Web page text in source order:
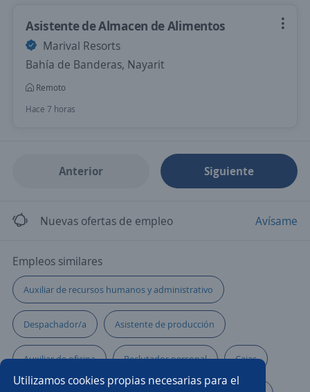
Utilizamos cookies propias necesarias para el
Asistente de Almacen de Alimentos
Marival Resorts
Bahía de Banderas, Nayarit
Remoto
Hace 7 horas
Anterior Siguiente
Nuevas ofertas de empleo Avísame
Empleos similares
Auxiliar de recursos humanos y administrativo
Despachador/a Asistente de producción
Auxiliar de oficina Reclutador personal Cajas